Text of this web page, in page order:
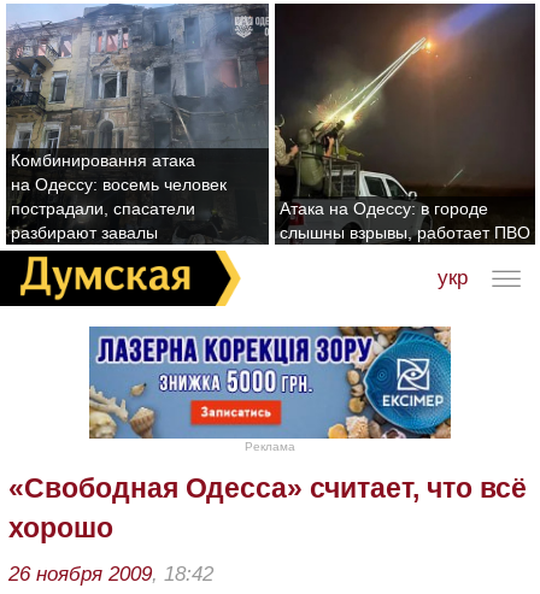
Комбинировання атака
на Одессу: восемь человек
пострадали, спасатели
разбирают завалы
Атака на Одессу: в городе
слышны взрывы, работает ПВО
укр
Реклама
«Свободная Одесса» считает, что всё
хорошо
26 ноября 2009, 18:42